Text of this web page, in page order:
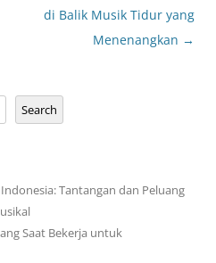
di Balik Musik Tidur yang
Menenangkan →
Search
Tantangan dan Peluang
Saat Bekerja untuk